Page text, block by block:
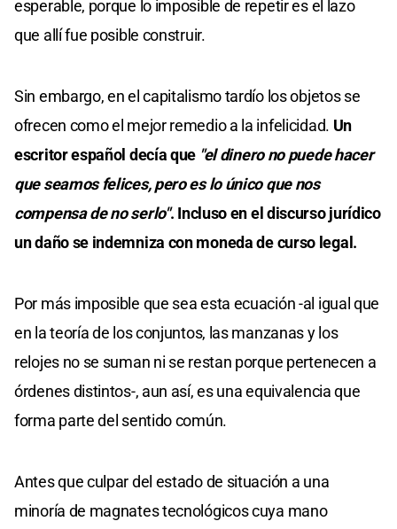
esperable, porque lo imposible de repetir es el lazo
que allí fue posible construir.
Sin embargo, en el capitalismo tardío los objetos se
ofrecen como el mejor remedio a la infelicidad. Un
escritor español decía que "el dinero no puede hacer
que seamos felices, pero es lo único que nos
compensa de no serlo". Incluso en el discurso jurídico
un daño se indemniza con moneda de curso legal.
Por más imposible que sea esta ecuación -al igual que
en la teoría de los conjuntos, las manzanas y los
relojes no se suman ni se restan porque pertenecen a
órdenes distintos-, aun así, es una equivalencia que
forma parte del sentido común.
Antes que culpar del estado de situación a una
minoría de magnates tecnológicos cuya mano